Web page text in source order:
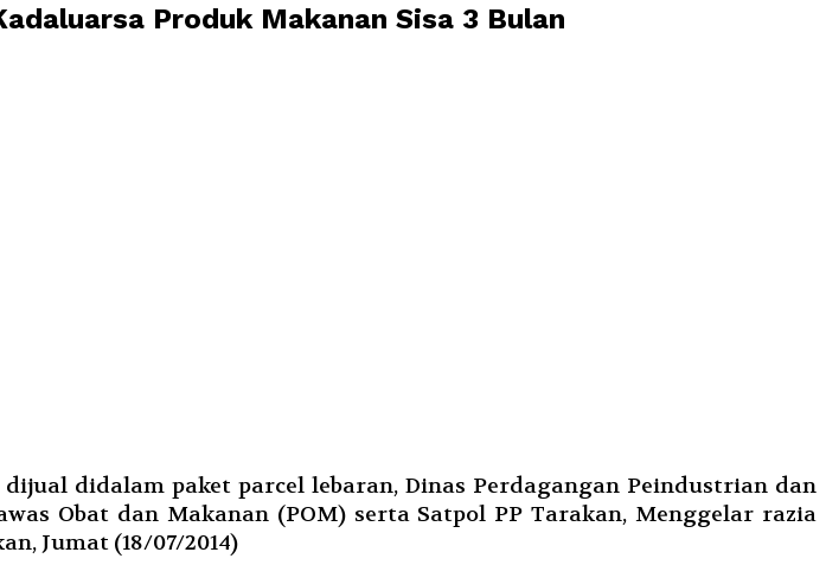
Produk Makanan Sisa 3 Bulan
didalam paket parcel lebaran, Dinas Perdagangan Peindustrian dan
Obat dan Makanan (POM) serta Satpol PP Tarakan, Menggelar razia
Jumat (18/07/2014)